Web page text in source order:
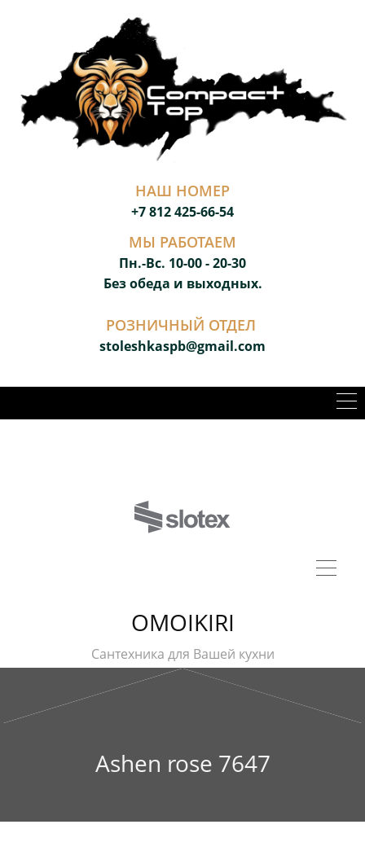
НАШ НОМЕР
+7 812 425-66-54
МЫ РАБОТАЕМ
Пн.-Вс. 10-00 - 20-30
Без обеда и выходных.
РОЗНИЧНЫЙ ОТДЕЛ
stoleshkaspb@gmail.com
OMOIKIRI
Сантехника для Вашей кухни
Ashen rose 7647